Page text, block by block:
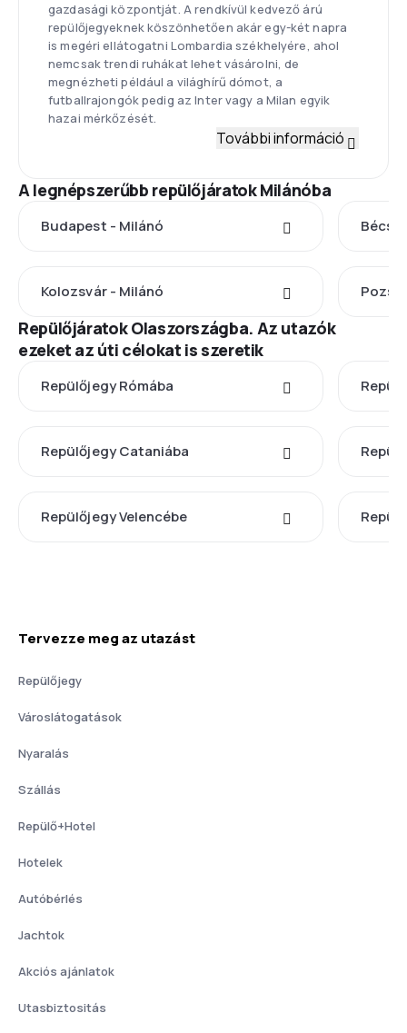
gazdasági központját. A rendkívül kedvező árú
repülőjegyeknek köszönhetően akár egy-két napra
is megéri ellátogatni Lombardia székhelyére, ahol
nemcsak trendi ruhákat lehet vásárolni, de
megnézheti például a világhírű dómot, a
futballrajongók pedig az Inter vagy a Milan egyik
hazai mérkőzését.
További információ
A legnépszerűbb repülőjáratok Milánóba
Budapest - Milánó Bécs
Kolozsvár - Milánó
Repülőjáratok Olaszországba. Az utazók
ezeket az úti célokat is szeretik
Repülőjegy Rómába
Repülőjegy Cataniába
Repülőjegy Velencébe
Tervezze meg az utazást
Repülőjegy
Városlátogatások
Nyaralás
Szállás
Repülő+Hotel
Hotelek
Autóbérlés
Jachtok
Akciós ajánlatok
Utasbiztositás